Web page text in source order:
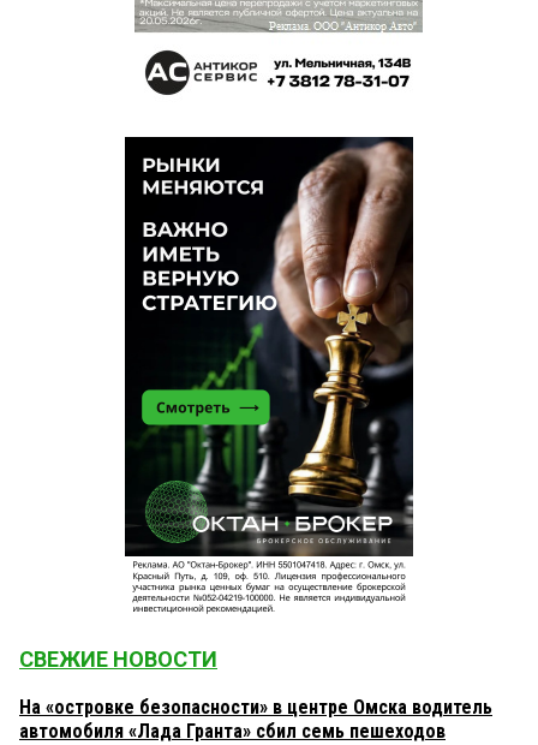
СВЕЖИЕ НОВОСТИ
На «островке безопасности» в центре Омска водитель
автомобиля «Лада Гранта» сбил семь пешеходов